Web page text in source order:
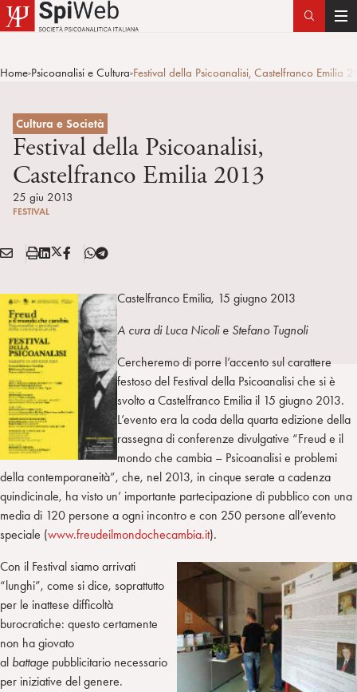
T
g
Home>Psicoanalisi e Cultura>Festival della Psicoanalisi, Castelfranco Emilia
Cultura e Società
Festival della Psicoanalisi,
Castelfranco Emilia 2013
25 giu 2013
FESTIVAL
Condividi:
E
A
S
a
m
p
a
L
n
k
e
d
i
n
X
T
i
t
t
e
r
F
T
l
e
g
r
a
m
Castelfranco Emilia, 15 giugno 2013
A cura di Luca Nicoli e Stefano Tugnoli
Cercheremo di porre l’accento sul carattere
festoso del Festival della Psicoanalisi che si è
svolto a Castelfranco Emilia il 15 giugno 2013.
L’evento era la coda della quarta edizione della
rassegna di conferenze divulgative “Freud e il
mondo che cambia – Psicoanalisi e problemi
della contemporaneità”, che, nel 2013, in cinque serate a cadenza
quindicinale, ha visto un’ importante partecipazione di pubblico con una
media di 120 persone a ogni incontro e con 250 persone all’evento
speciale (www.freudeilmondochecambia.it).
Con il Festival siamo arrivati
“lunghi”, come si dice, soprattutto
per le inattese difficoltà
burocratiche: questo certamente
non ha giovato
al battage pubblicitario necessario
per iniziative del genere.